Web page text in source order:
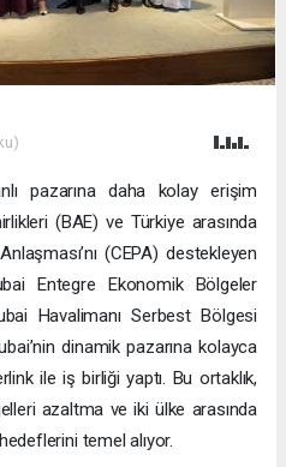
pazarına daha kolay erişim
(BAE) ve Türkiye arasında
(CEPA) destekleyen
Entegre Ekonomik Bölgeler
Havalimanı Serbest Bölgesi
dinamik pazarına kolayca
ile iş birliği yaptı. Bu ortaklık,
azaltma ve iki ülke arasında
temel alıyor.